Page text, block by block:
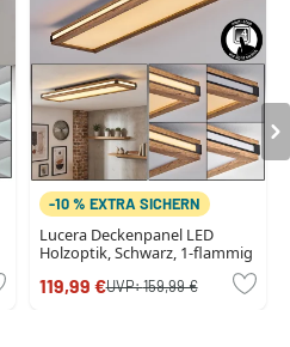
-10 % EXTRA SICHERN
Lucera Deckenpanel LED
Holzoptik, Schwarz, 1-flammig
119,99 €UVP:159,99 €